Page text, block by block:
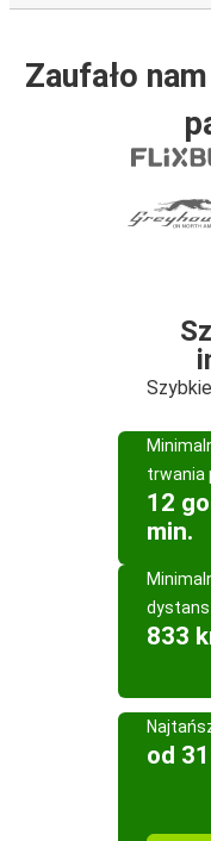
Zaufało
trwania
12
min.
dystans
833
od